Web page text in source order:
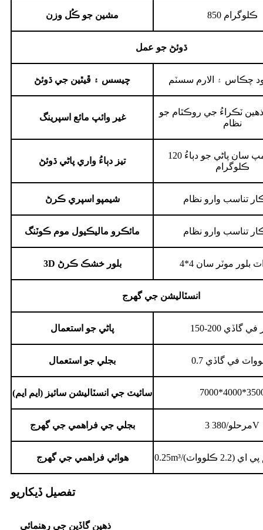
مشين جو ڪُل وزن 850 ڪلوگرام
ڌوئڻ جو عمل
چيسس ۽ ڦيٿين جي ڌوئڻ چڪاس ۽ الارم سسٽم
غير وائپ مائع اسپرينگ
ذهين ٽڪراءُ جي روڪٿام جو
نظام
تيز دٻاءُ واري پاڻي ڌوئڻ
ماسٽن پمپ سان پاڻي جو دٻاءُ 120
ڪلوگرام
شيمپو اسپري ڪرڻ تناسب وارو نظام
مائڪرو ماليڪيول موم ڪوٽنگ تناسب وارو نظام
3D بلور خشڪ ڪرڻ بلور موٽر سان
انسٽاليشن جي گهرج
پاڻي جو استعمال ليٽر في گاڏي
بجلي جو استعمال ڪلوواٽ في گاڏي
سائيٽ جي انسٽاليشن سائيز (ايم ايم)
بجلي جي فراهمي جي گهرج 3 مرحلو/380V
هوائي فراهمي جي گهرج
تفصيل ڏيکاريو
ذهين گاڏين جي رهنمائي